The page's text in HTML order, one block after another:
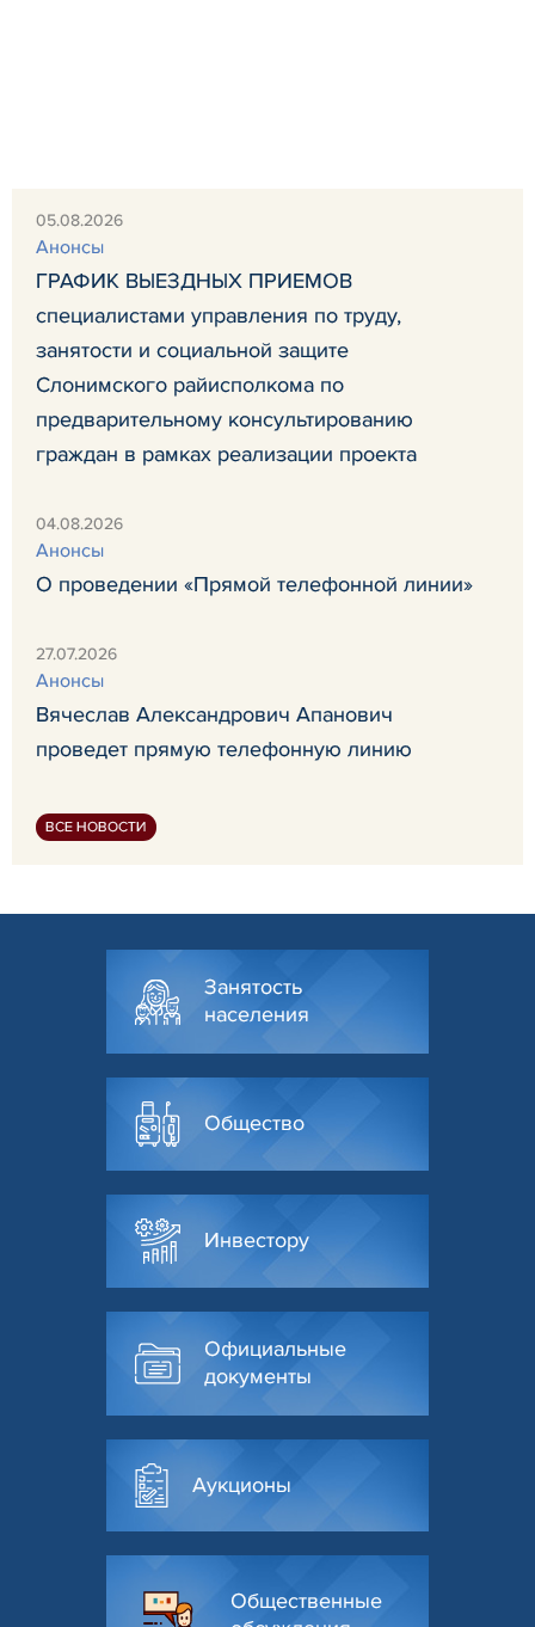
05.08.2026
Анонсы
ГРАФИК ВЫЕЗДНЫХ ПРИЕМОВ
специалистами управления по труду,
занятости и социальной защите
Слонимского райисполкома по
предварительному консультированию
граждан в рамках реализации проекта
04.08.2026
Анонсы
О проведении «Прямой телефонной линии»
27.07.2026
Анонсы
Вячеслав Александрович Апанович
проведет прямую телефонную линию
ВСЕ НОВОСТИ
Занятость
населения
Общество
Инвестору
Официальные
документы
Аукционы
Общественные